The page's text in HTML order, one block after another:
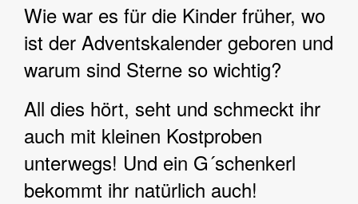
Wie war es für die Kinder früher, wo
ist der Adventskalender geboren und
warum sind Sterne so wichtig?
All dies hört, seht und schmeckt ihr
auch mit kleinen Kostproben
unterwegs! Und ein G´schenkerl
bekommt ihr natürlich auch!